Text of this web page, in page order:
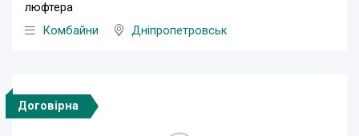
люфтера
Комбайни
Дніпропетровськ
Договірна